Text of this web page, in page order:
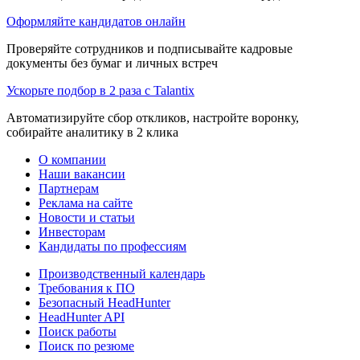
Оформляйте кандидатов онлайн
Проверяйте сотрудников и подписывайте кадровые
документы без бумаг и личных встреч
Ускорьте подбор в 2 раза с Talantix
Автоматизируйте сбор откликов, настройте воронку,
собирайте аналитику в 2 клика
О компании
Наши вакансии
Партнерам
Реклама на сайте
Новости и статьи
Инвесторам
Кандидаты по профессиям
Производственный календарь
Требования к ПО
Безопасный HeadHunter
HeadHunter API
Поиск работы
Поиск по резюме